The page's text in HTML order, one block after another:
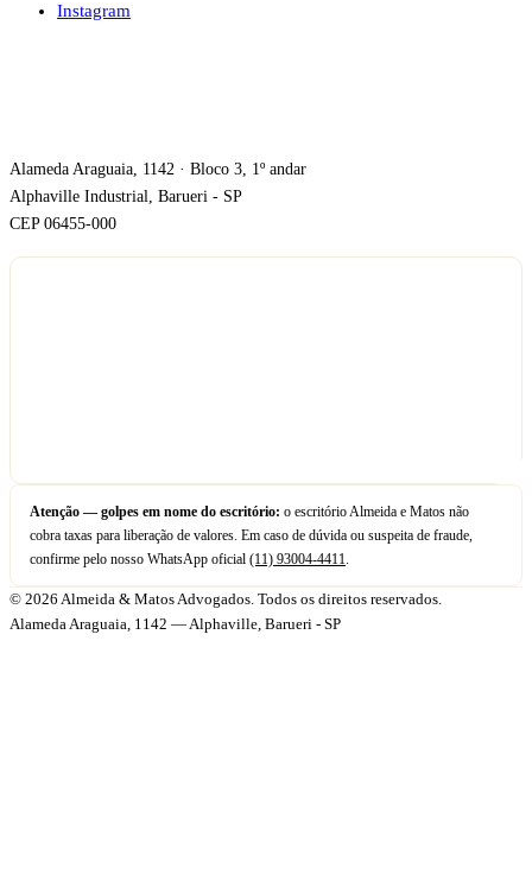
Instagram
Alameda Araguaia, 1142 · Bloco 3, 1º andar
Alphaville Industrial, Barueri - SP
CEP 06455-000
Atenção — golpes em nome do escritório: o escritório Almeida e Matos não
cobra taxas para liberação de valores. Em caso de dúvida ou suspeita de fraude,
confirme pelo nosso WhatsApp oficial (11) 93004-4411.
© 2026 Almeida & Matos Advogados. Todos os direitos reservados.
Alameda Araguaia, 1142 — Alphaville, Barueri - SP